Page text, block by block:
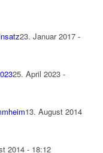
23. Januar 2017 -
25. April 2023 -
13. August 2014
2014 - 18:12